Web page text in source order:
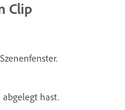
Clip
hast.